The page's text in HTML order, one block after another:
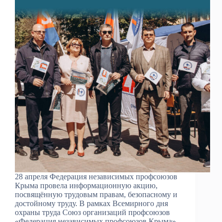
28 апреля Федерация независимых профсоюзов
Крыма провела информационную акцию,
посвящённую трудовым правам, безопасному и
достойному труду. В рамках Всемирного дня
охраны труда Союз организаций профсоюзов